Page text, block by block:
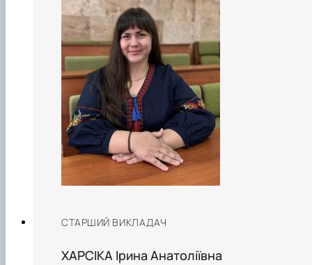
СТАРШИЙ ВИКЛАДАЧ
ХАРСІКА Ірина Анатоліївна